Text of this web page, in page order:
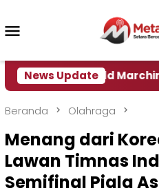
konten
News Update
World Marching Sport
Beranda Olahraga
Menang dari
Lawan Timnas
Semifinal Piala